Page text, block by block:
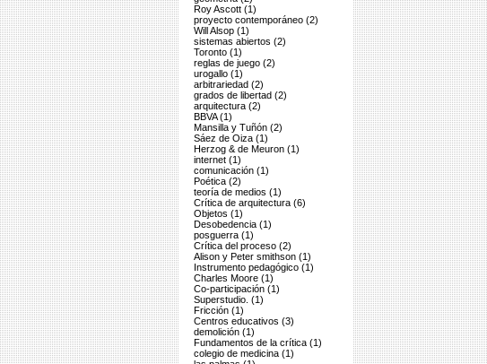
Roy Ascott (1)
proyecto contemporáneo (2)
Will Alsop (1)
sistemas abiertos (2)
Toronto (1)
reglas de juego (2)
urogallo (1)
arbitrariedad (2)
grados de libertad (2)
arquitectura (2)
BBVA (1)
Mansilla y Tuñón (2)
Sáez de Oiza (1)
Herzog & de Meuron (1)
internet (1)
comunicación (1)
Poética (2)
teoría de medios (1)
Crítica de arquitectura (6)
Objetos (1)
Desobedencia (1)
posguerra (1)
Crítica del proceso (2)
Alison y Peter smithson (1)
Instrumento pedagógico (1)
Charles Moore (1)
Co-participación (1)
Superstudio. (1)
Fricción (1)
Centros educativos (3)
demolición (1)
Fundamentos de la crítica (1)
colegio de medicina (1)